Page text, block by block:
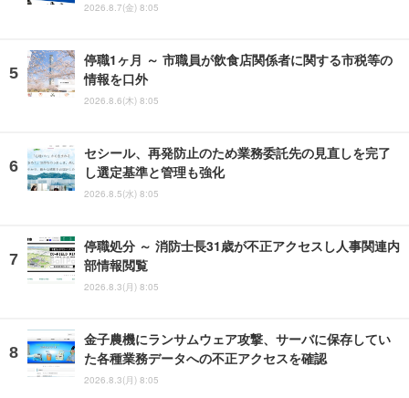
2026.8.7(金) 8:05
停職1ヶ月 ～ 市職員が飲食店関係者に関する市税等の
情報を口外
2026.8.6(木) 8:05
セシール、再発防止のため業務委託先の見直しを完了
し選定基準と管理も強化
2026.8.5(水) 8:05
停職処分 ～ 消防士長31歳が不正アクセスし人事関連内
部情報閲覧
2026.8.3(月) 8:05
金子農機にランサムウェア攻撃、サーバに保存してい
た各種業務データへの不正アクセスを確認
2026.8.3(月) 8:05